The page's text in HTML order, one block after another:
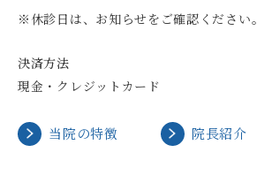
※休診日は、お知らせをご確認ください。
決済方法
現金・クレジットカード
当院の特徴 院長紹介